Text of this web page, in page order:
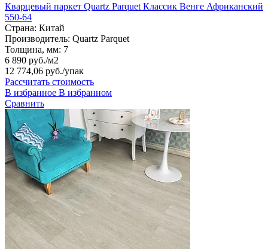
Кварцевый паркет Quartz Parquet Классик Венге Африканский
550-64
Страна: Китай
Производитель: Quartz Parquet
Толщина, мм: 7
6 890 руб./м2
12 774,06 руб./упак
Рассчитать стоимость
В избранное В избранном
Сравнить